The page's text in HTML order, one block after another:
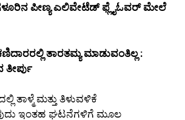
ಪೀಣ್ಯ ಎಲಿವೇಟೆಡ್ ಫ್ಲೈಓವರ್ ಮೇಲೆ
ತಾರತಮ್ಯ ಮಾಡುವಂತಿಲ್ಲ :
ತಾಳ್ಮೆ ಮತ್ತು ತಿಳುವಳಿಕೆ
ಇಂತಹ ಘಟನೆಗಳಿಗೆ ಮೂಲ